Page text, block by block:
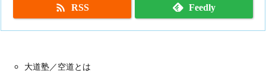
 RSS Feedly
大道塾／空道とは